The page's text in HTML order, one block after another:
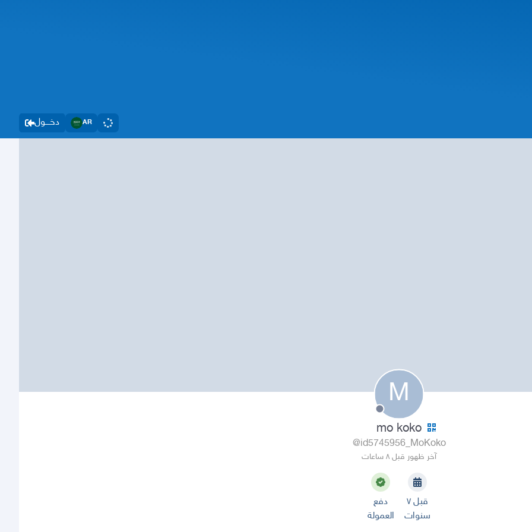
دخــــول AR
M
mo koko
@id5745956_MoKoko
آخر ظهور قبل ٨ ساعات
قبل ٧
سنوات
دفع
العمولة